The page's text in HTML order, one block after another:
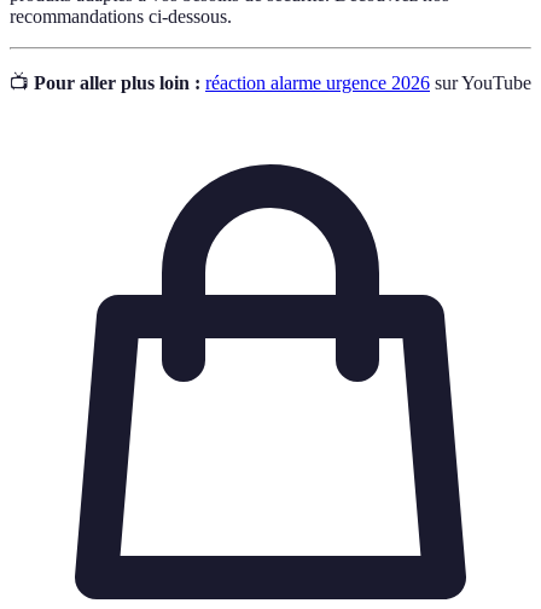
recommandations ci-dessous.
📺 Pour aller plus loin : réaction alarme urgence 2026 sur YouTube